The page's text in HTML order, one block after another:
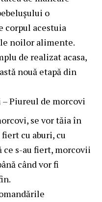
o
corpul acestuia
noilor alimente.
de realizat acasa,
nouă etapă din
Piureul de morcovi
se vor tăia în
cu aburi, cu
ce s-au fiert, morcovii
când vor fi